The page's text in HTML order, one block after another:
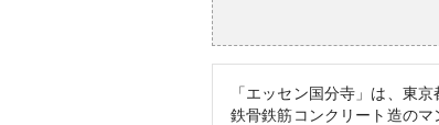
「エッセン国分寺」は、東
鉄骨鉄筋コンクリート造の